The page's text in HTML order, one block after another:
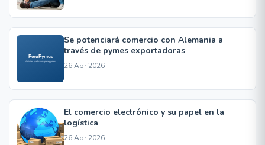
Se potenciará comercio con Alemania a
través de pymes exportadoras
26 Apr 2026
El comercio electrónico y su papel en la
logística
26 Apr 2026